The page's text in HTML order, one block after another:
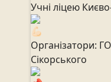
Учні ліцею
Організатори: ГО
Сікорського